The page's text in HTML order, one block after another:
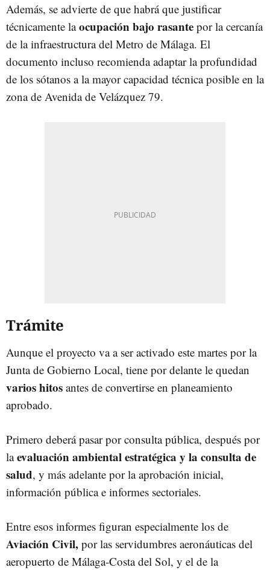
Además, se advierte de que habrá que justificar
técnicamente laocupación bajo rasante por la cercanía
de la infraestructura del Metro de Málaga. El
documento incluso recomienda adaptar la profundidad
de los sótanos a la mayor capacidad técnica posible en la
zona de Avenida de Velázquez 79.
Trámite
Aunque el proyecto va a ser activado este martes por la
Junta de Gobierno Local, tiene por delante le quedan
varios hitos antes de convertirse en planeamiento
aprobado.
Primero deberá pasar por consulta pública, después por
laevaluación ambiental estratégica y la consulta de
salud, y más adelante por la aprobación inicial,
información pública e informes sectoriales.
Entre esos informes figuran especialmente los de
Aviación Civil, por las servidumbres aeronáuticas del
aeropuerto de Málaga-Costa del Sol, y el de la